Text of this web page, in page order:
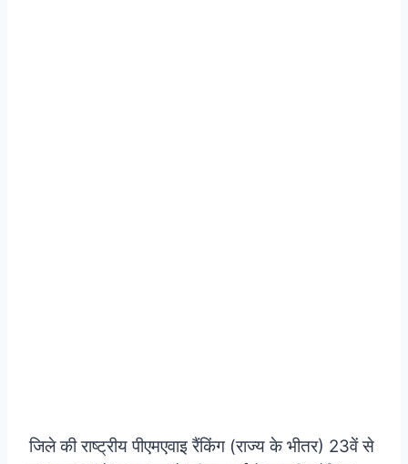
जिले की राष्ट्रीय पीएमएवाइ रैंकिंग (राज्य के भीतर) 23वें से